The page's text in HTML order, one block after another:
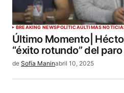
BREAKING NEWSPOLÍTICAÚLTIMAS
Último Momento|
“éxito rotundo” del
de Sofía Maninabril 10, 2025